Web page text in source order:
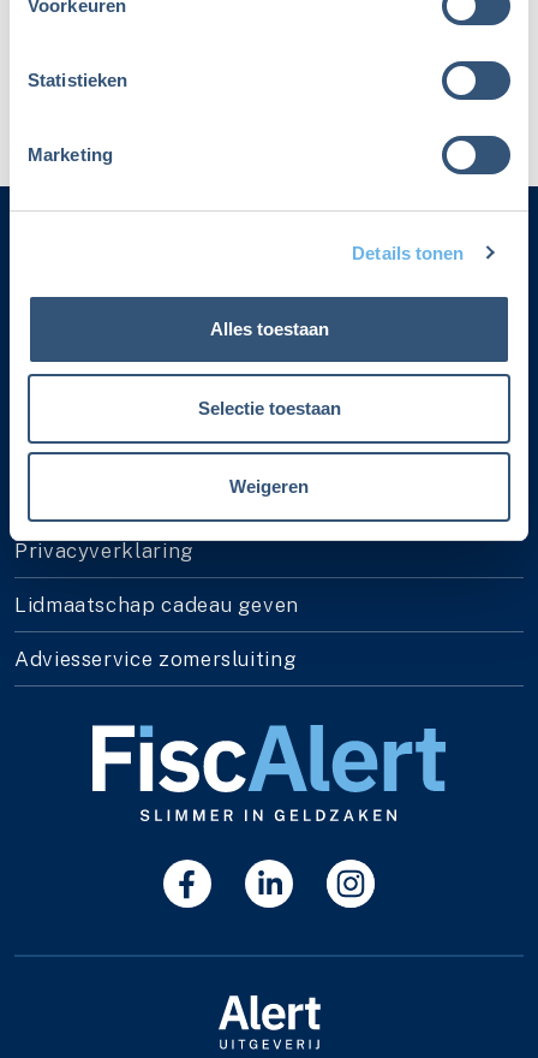
Voorkeuren
Statistieken
Marketing
Details tonen
Alles toestaan
Selectie toestaan
Weigeren
Voorwaarden lidmaatschap
Privacyverklaring
Lidmaatschap cadeau geven
Adviesservice zomersluiting